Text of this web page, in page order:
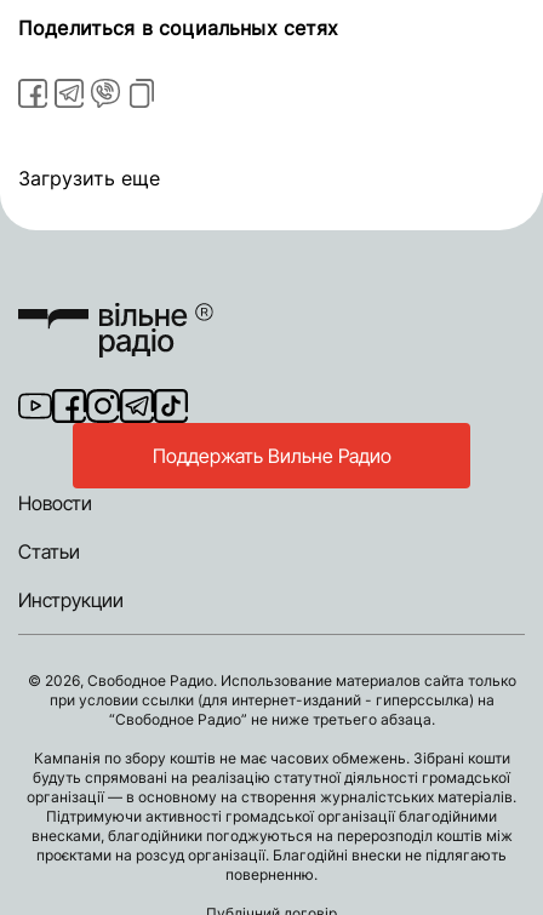
Поделиться в социальных сетях
Загрузить еще
Поддержать Вильне Радио
Новости
Статьи
Инструкции
© 2026, Свободное Радио. Использование материалов сайта только
при условии ссылки (для интернет-изданий - гиперссылка) на
“Свободное Радио” не ниже третьего абзаца.
Кампанія по збору коштів не має часових обмежень. Зібрані кошти
будуть спрямовані на реалізацію статутної діяльності громадської
організації — в основному на створення журналістських матеріалів.
Підтримуючи активності громадської організації благодійними
внесками, благодійники погоджуються на перерозподіл коштів між
проєктами на розсуд організації. Благодійні внески не підлягають
поверненню.